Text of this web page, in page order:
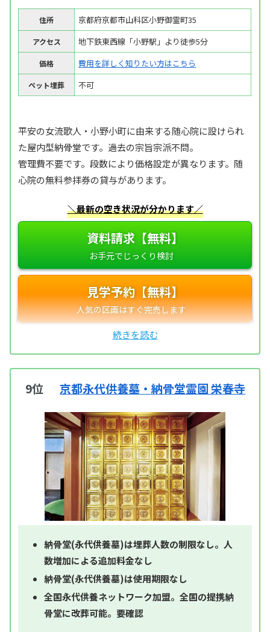
住所 京都府京都市山科区小野御霊町35
アクセス 地下鉄東西線「小野駅」より徒歩5分
価格 費用を詳しく知りたい方はこちら
ペット埋葬 不可
平安の女流歌人・小野小町に由来する随心院に設けられ
た屋内型納骨堂です。過去の宗旨宗派不問。
管理費不要です。段数により価格設定が異なります。随
心院の無料参拝券の貸与があります。
＼最新の空き状況が分かります／
資料請求【無料】
見学予約【無料】
9位 京都永代供養墓・納骨堂霊園 栄春寺
納骨堂(永代供養墓)は埋葬人数の制限なし。人
数増加による追加料金なし
納骨堂(永代供養墓)は使用期限なし
全国永代供養ネットワーク加盟。全国の提携納
骨堂に改葬可能。要確認